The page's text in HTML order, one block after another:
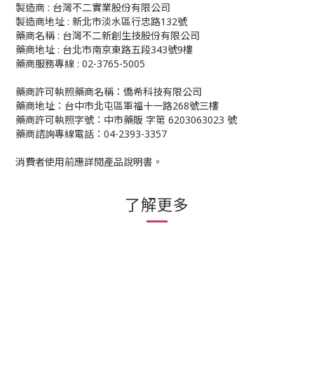
製造商 : 台灣不二實業股份有限公司
製造商地址 : 新北市淡水區行忠路132號
藥商名稱 : 台灣不二新創生技股份有限公司
藥商地址 : 台北市南京東路五段343號9樓
藥商服務專線 : 02-3765-5005
藥商許可執照藥商名稱：僑希科技有限公司
藥商地址：台中市北屯區軍福十一路268號三樓
藥商許可執照字號：中市藥販 字第 6203063023 號
藥商諮詢專線電話：04-2393-3357
消費者使用前應詳閱產品說明書。
了解更多